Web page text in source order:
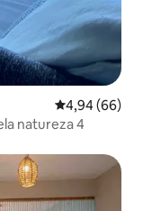
4,94 de uma
4,94 (66)
natureza 4